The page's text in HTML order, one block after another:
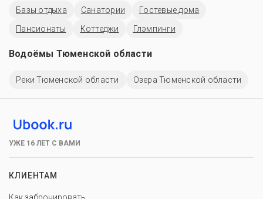
Базы отдыха Санатории
Гостевые дома
Пансионаты
Коттеджи Глэмпинги
Водоёмы Тюменской области
Реки Тюменской области Озера Тюменской области
УЖЕ 16 ЛЕТ С ВАМИ
КЛИЕНТАМ